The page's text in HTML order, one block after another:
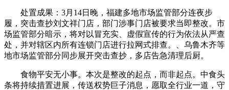
处置成果：3月14日晚，福建多地市场监管部分连夜步
履，突击查抄刘文祥门店，部门涉事门店被要求当即整改。市
场监管部分暗示，将对以冒充实、虚假宣传的行为依法从严查
处，并对辖区内所有连锁门店进行拉网式排查。、乌鲁木齐等
地市场监管部分同步展开突击查抄，多店告急清理后厨。
食物平安无小事。本次是整改的起点，而非起点。中食头
条将持续措置进展，传送权势巨子消息，愿取全行业一道，守